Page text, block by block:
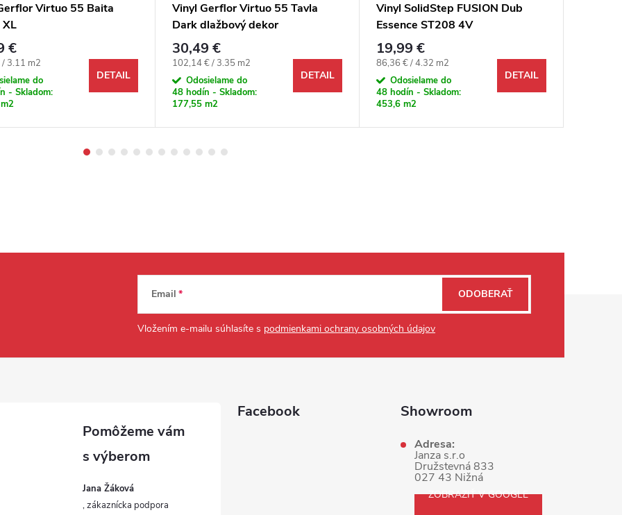
Virtuo 55 Baita
XL
€
cena:
3.11 m2
do
- Skladom:
DETAIL
Vinyl Gerflor Virtuo 55 Tavla
Dark dlažbový dekor
30,49 €
Jednotková cena:
102,14 € / 3.35 m2
Odosielame do
48 hodín - Skladom:
177,55 m2
DETAIL
Vinyl SolidStep FUSION Dub
Essence ST208 4V
19,99 €
Jednotková cena:
86,36 € / 4.32 m2
Odosielame do
48 hodín - Skladom:
453,6 m2
DETAIL
Email
Vložením e-mailu súhlasíte s podmienkami ochrany osobných údajov
ODOBERAŤ
Jana Žáková
Facebook Showroom
Adresa:
Janza s.r.o
Družstevná 833
027 43 Nižná
ZOBRAZIŤ V GOOGLE